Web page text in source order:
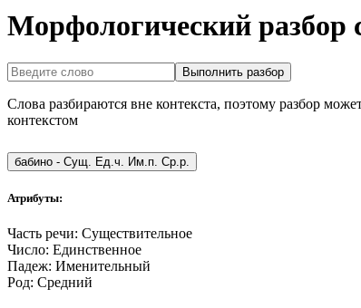
Морфологический разбор
Выполнить разбор
Слова разбираются вне контекста, поэтому разбор
контекстом
бабино - Сущ. Ед.ч. Им.п. Ср.р.
Атрибуты:
Часть речи: Существительное
Число: Единственное
Падеж: Именительный
Род: Средний